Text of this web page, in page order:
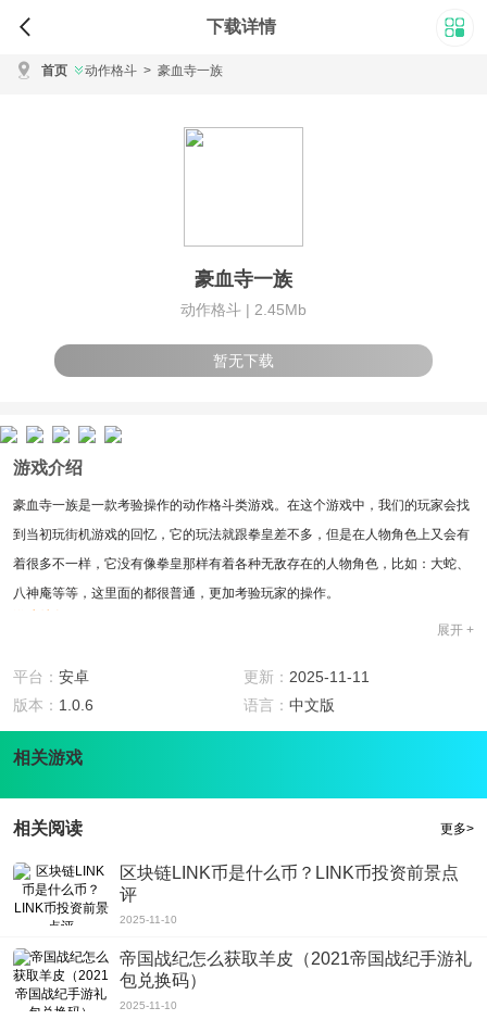
下载详情
首页 动作格斗 > 豪血寺一族
豪血寺一族
动作格斗 | 2.45Mb
暂无下载
游戏介绍
豪血寺一族是一款考验操作的动作格斗类游戏。在这个游戏中，我们的玩家会找
到当初玩街机游戏的回忆，它的玩法就跟拳皇差不多，但是在人物角色上又会有
着很多不一样，它没有像拳皇那样有着各种无敌存在的人物角色，比如：大蛇、
八神庵等等，这里面的都很普通，更加考验玩家的操作。
1.游戏玩法非常考验玩家的操作，玩家在游戏中要通过不同的组合按键来打出不
同的技能和敌人对战。
2.有着不同难度的人机等着玩家来挑战，不一样的难度对战的敌人也会不一样，
玩家可根据自己的情况来选择敌人。
3.有着众多的人物角色供玩家挑选，每一个人物角色都有着自己的性格特点和自
4.打击感十足：玩家在战斗中的所有的动作都不会出现一丝卡顿的地方，所有动
游戏点评
这款游戏在画面上使用了我们之前玩过的那种街机游戏的画面风格，玩家在看这
些人物角色的时候会觉得非常的模糊，但是当你仔细看的时候你又会觉得很细
致，你能够将人物身上的每一个肌肉、头发、眼睛的轮廓看的一清二楚，而且你
还并不需要调什么设置来看，直接就可以看到，这些绝对能够给你的游戏视觉带
来很多精彩的地方。
展开 +
平台： 安卓 更新： 2025-11-11
版本： 1.0.6 语言： 中文版
相关游戏
相关阅读 更多>
区块链LINK币是什么币？LINK币投资前景点
评
2025-11-10
帝国战纪怎么获取羊皮（2021帝国战纪手游礼
包兑换码）
2025-11-10